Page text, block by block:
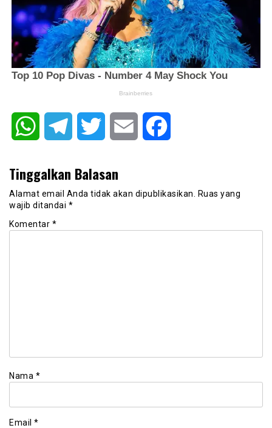
WhatsAppTelegram Twitter Email
Tinggalkan Balasan
Alamat email Anda tidak akan dipublikasikan. Ruas yang
wajib ditandai *
Komentar *
Nama *
Email *